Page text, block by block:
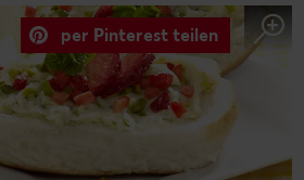
per Pinterest teilen